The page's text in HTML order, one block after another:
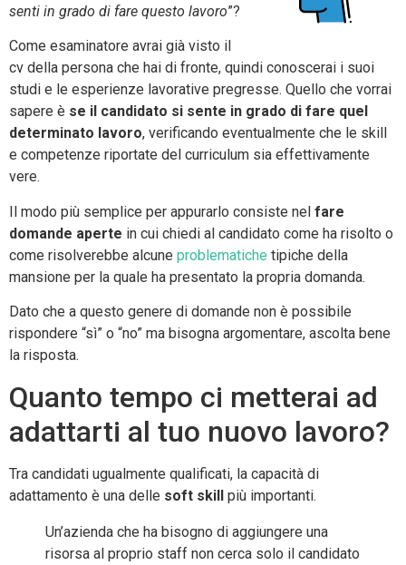
senti in grado di fare questo lavoro”?
Come esaminatore avrai già visto il
cv della persona che hai di fronte, quindi conoscerai i suoi
studi e le esperienze lavorative pregresse. Quello che vorrai
sapere è se il candidato si sente in grado di fare quel
determinato lavoro, verificando eventualmente che le skill
e competenze riportate del curriculum sia effettivamente
vere.
Il modo più semplice per appurarlo consiste nel fare
domande aperte in cui chiedi al candidato come ha risolto o
come risolverebbe alcune problematiche tipiche della
mansione per la quale ha presentato la propria domanda.
Dato che a questo genere di domande non è possibile
rispondere “sì” o “no” ma bisogna argomentare, ascolta bene
la risposta.
Quanto tempo ci metterai ad
adattarti al tuo nuovo lavoro?
Tra candidati ugualmente qualificati, la capacità di
adattamento è una delle soft skill più importanti.
Un’azienda che ha bisogno di aggiungere una
risorsa al proprio staff non cerca solo il candidato